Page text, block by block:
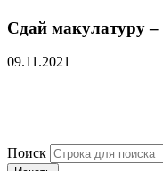
Сдай макулатуру –
09.11.2021
Поиск